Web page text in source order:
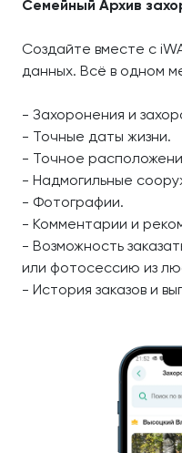
Семейный Архив
Создайте вместе с
данных. Всё в одном
- Захоронения и
- Точные даты жизни.
- Точное
- Надмогильные
- Фотографии.
- Комментарии и
- Возможность
или фотосессию из
- История заказов и